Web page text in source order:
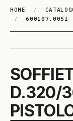
HOME /
/
600107.00SI
D.320/